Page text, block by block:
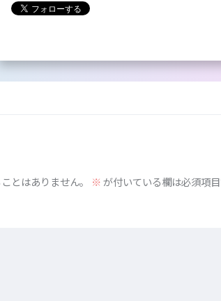
とはありません。 ※が付いている欄は必須項